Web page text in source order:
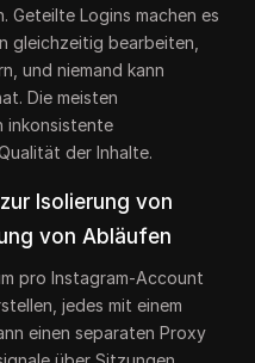
Geteilte Logins machen es
gleichzeitig bearbeiten,
und niemand kann
Die meisten
inkonsistente
der Inhalte.
Isolierung von
von Abläufen
pro Instagram-Account
jedes mit einem
einen separaten Proxy